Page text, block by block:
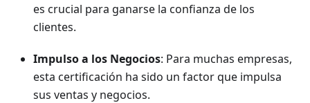
es crucial para ganarse la confianza de los
clientes.
Impulso a los Negocios: Para muchas empresas,
esta certificación ha sido un factor que impulsa
sus ventas y negocios.